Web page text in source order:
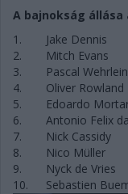
A bajnokság
1.
Jake Dennis
2.
Mitch Evans
3.
Pascal Wehrlein
4.
Oliver Rowland
5.
Edoardo
6.
Antonio Felix
7.
Nick Cassidy
8.
Nico Müller
9.
Nyck de Vries
10.
Sebastien